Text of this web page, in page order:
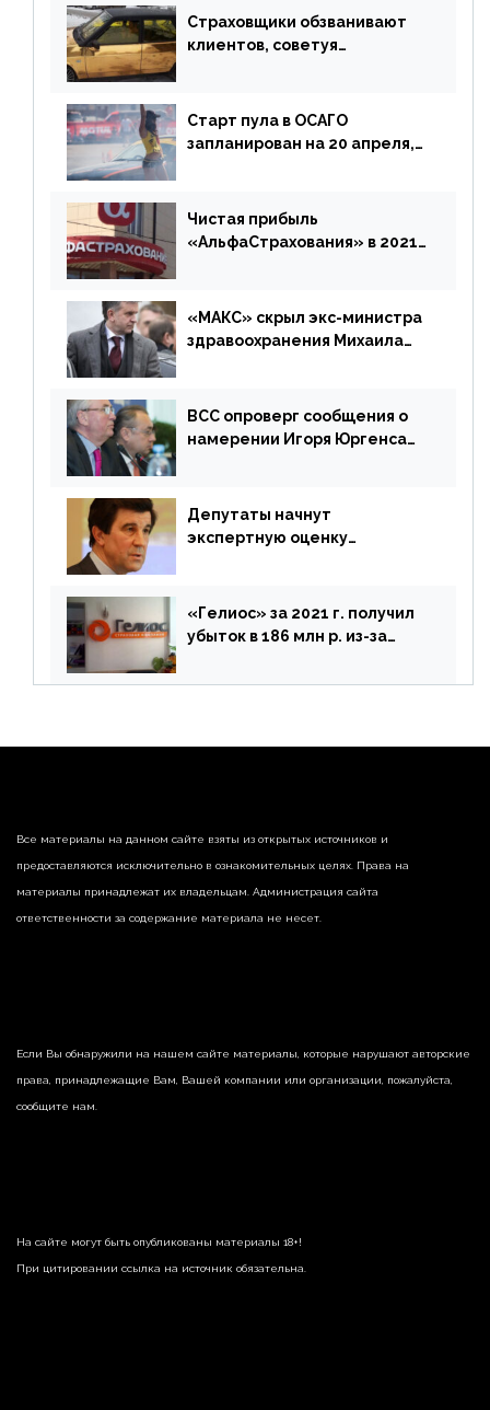
Страховщики обзванивают
клиентов, советуя
Старт пула в ОСАГО
запланирован на 20 апреля,
дублировать [дополнено]
Чистая прибыль
«АльфаСтрахования» в 2021
«МАКС» скрыл экс-министра
здравоохранения Михаила
ВСС опроверг сообщения о
намерении Игоря Юргенса
Депутаты начнут
экспертную оценку
«Гелиос» за 2021 г. получил
убыток в 186 млн р. из-за
реализации недвижимости
Все материалы на данном сайте взяты из открытых источников и
предоставляются исключительно в ознакомительных целях. Права на
материалы принадлежат их владельцам. Администрация сайта
ответственности за содержание материала не несет.
Если Вы обнаружили на нашем сайте материалы, которые нарушают авторские
права, принадлежащие Вам, Вашей компании или организации, пожалуйста,
сообщите нам.
На сайте могут быть опубликованы материалы 18+!
При цитировании ссылка на источник обязательна.